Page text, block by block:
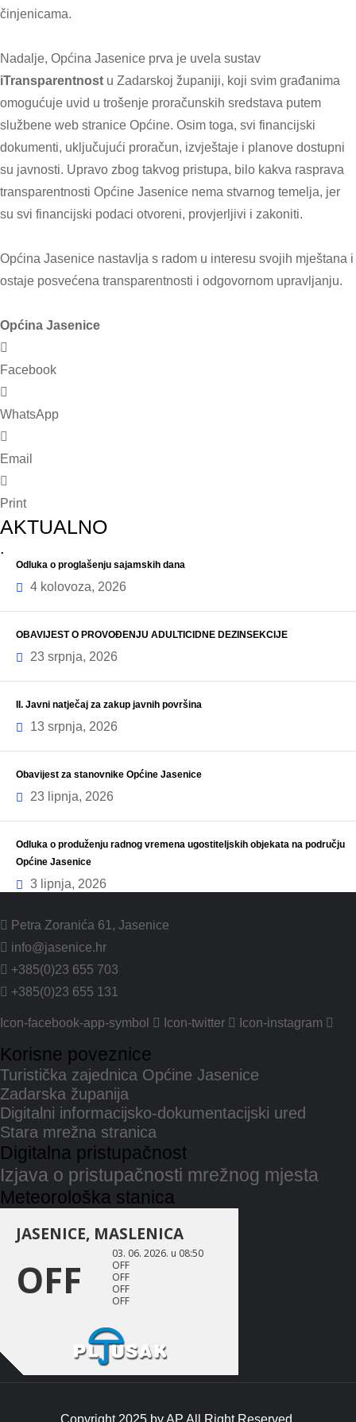
činjenicama.
Nadalje, Općina Jasenice prva je uvela sustav
iTransparentnost u Zadarskoj županiji, koji svim građanima
omogućuje uvid u trošenje proračunskih sredstava putem
službene web stranice Općine. Osim toga, svi financijski
dokumenti, uključujući proračun, izvještaje i planove dostupni
su javnosti. Upravo zbog takvog pristupa, bilo kakva rasprava
transparentnosti Općine Jasenice nema stvarnog temelja, jer
su svi financijski podaci otvoreni, provjerljivi i zakoniti.
Općina Jasenice nastavlja s radom u interesu svojih mještana i
ostaje posvećena transparentnosti i odgovornom upravljanju.
Općina Jasenice
Facebook
WhatsApp
Email
Print
AKTUALNO
.
Odluka o proglašenju sajamskih dana
4 kolovoza, 2026
OBAVIJEST O PROVOĐENJU ADULTICIDNE DEZINSEKCIJE
23 srpnja, 2026
II. Javni natječaj za zakup javnih površina
13 srpnja, 2026
Obavijest za stanovnike Općine Jasenice
23 lipnja, 2026
Odluka o produženju radnog vremena ugostiteljskih objekata na području
Općine Jasenice
3 lipnja, 2026
Petra Zoranića 61, Jasenice
info@jasenice.hr
+385(0)23 655 703
+385(0)23 655 131
Icon-facebook-app-symbol Icon-twitter Icon-instagram
Korisne poveznice
Turistička zajednica Općine Jasenice
Zadarska županija
Digitalni informacijsko-dokumentacijski ured
Stara mrežna stranica
Digitalna pristupačnost
Izjava o pristupačnosti mrežnog mjesta
Meteorološka stanica
Copyright 2025 by AP All Right Reserved.